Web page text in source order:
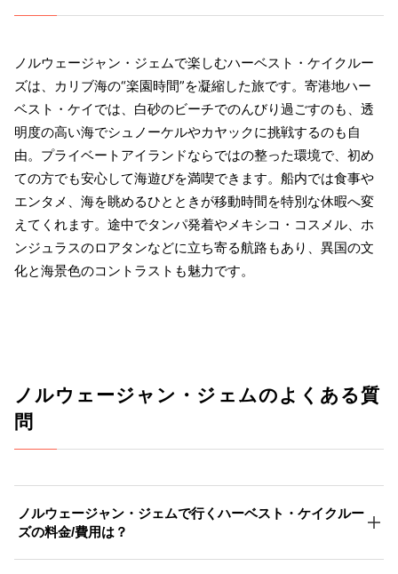
ノルウェージャン・ジェムで楽しむハーベスト・ケイクルー
ズは、カリブ海の“楽園時間”を凝縮した旅です。寄港地ハー
ベスト・ケイでは、白砂のビーチでのんびり過ごすのも、透
明度の高い海でシュノーケルやカヤックに挑戦するのも自
由。プライベートアイランドならではの整った環境で、初め
ての方でも安心して海遊びを満喫できます。船内では食事や
エンタメ、海を眺めるひとときが移動時間を特別な休暇へ変
えてくれます。途中でタンパ発着やメキシコ・コスメル、ホ
ンジュラスのロアタンなどに立ち寄る航路もあり、異国の文
化と海景色のコントラストも魅力です。
ノルウェージャン・ジェムのよくある質
問
ノルウェージャン・ジェムで行くハーベスト・ケイクルー
ズの料金/費用は？